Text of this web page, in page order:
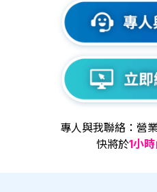
專人與我聯絡：營
快將於1小